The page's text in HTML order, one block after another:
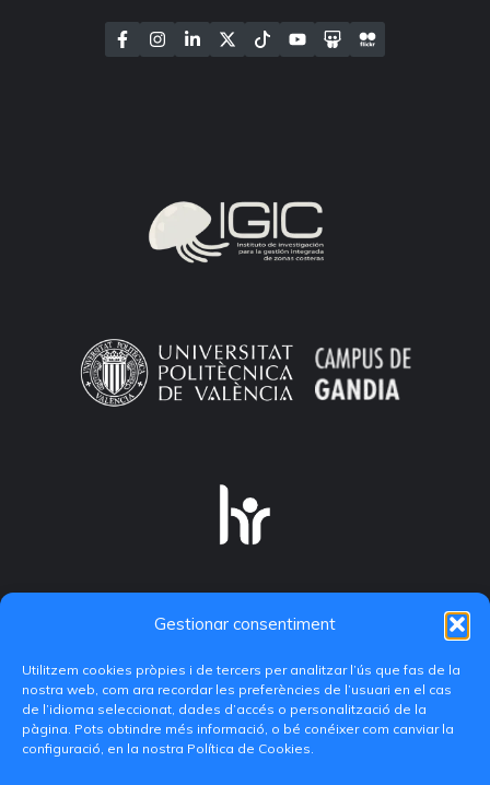
Gestionar consentiment
Utilitzem cookies pròpies i de tercers per analitzar l’ús que fas de la
nostra web, com ara recordar les preferències de l’usuari en el cas
de l’idioma seleccionat, dades d’accés o personalització de la
pàgina. Pots obtindre més informació, o bé conéixer com canviar la
configuració, en la nostra Política de Cookies.
C/ Paranimf, 1 - 46730 Grau de Gandia